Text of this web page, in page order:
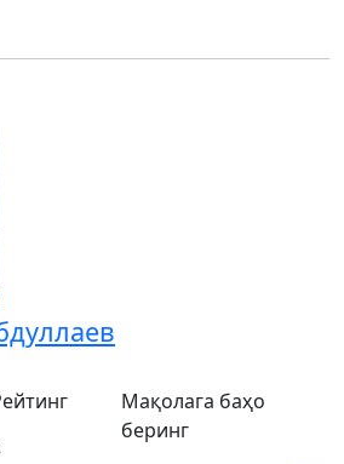
Мақолага баҳо
беринг